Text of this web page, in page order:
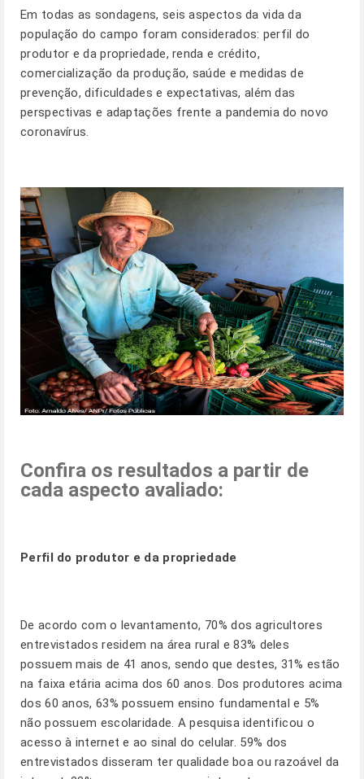
Em todas as sondagens, seis aspectos da vida da
população do campo foram considerados: perfil do
produtor e da propriedade, renda e crédito,
comercialização da produção, saúde e medidas de
prevenção, dificuldades e expectativas, além das
perspectivas e adaptações frente a pandemia do novo
coronavírus.
Confira os resultados a partir de
cada aspecto avaliado:
Perfil do produtor e da propriedade
De acordo com o levantamento, 70% dos agricultores
entrevistados residem na área rural e 83% deles
possuem mais de 41 anos, sendo que destes, 31% estão
na faixa etária acima dos 60 anos. Dos produtores acima
dos 60 anos, 63% possuem ensino fundamental e 5%
não possuem escolaridade. A pesquisa identificou o
acesso à internet e ao sinal do celular. 59% dos
entrevistados disseram ter qualidade boa ou razoável da